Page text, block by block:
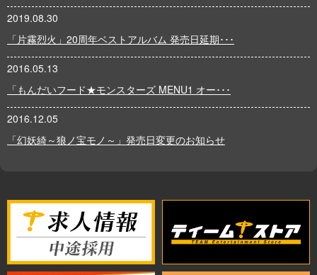
2019.08.30
「片霧烈火」20周年ベストアルバム 発売日延期･･･
2016.05.13
「もんだいフード★モンスターズ MENU1 オー･･･
2016.12.05
「幻妖綺～狼ノ宝モノ～」発売日変更のお知らせ